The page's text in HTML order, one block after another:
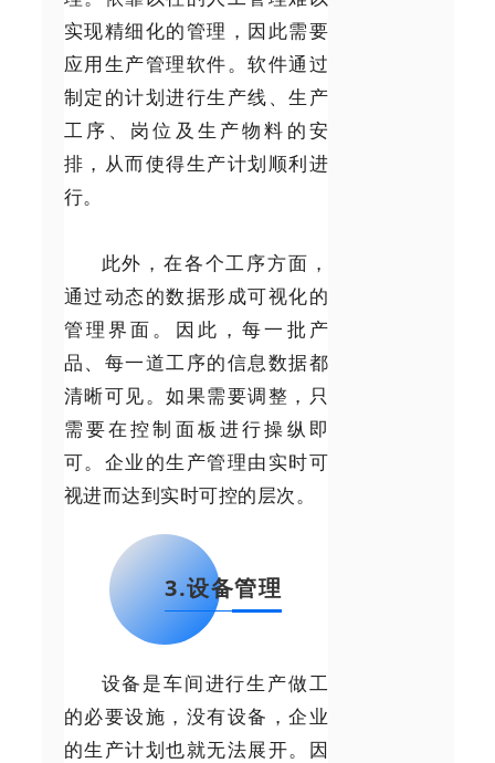
实现精细化的管理，因此需要
应用生产管理软件。软件通过
制定的计划进行生产线、生产
工序、岗位及生产物料的安
排，从而使得生产计划顺利进
行。
此外，在各个工序方面，
通过动态的数据形成可视化的
管理界面。因此，每一批产
品、每一道工序的信息数据都
清晰可见。如果需要调整，只
需要在控制面板进行操纵即
可。企业的生产管理由实时可
视进而达到实时可控的层次。
3.设备管理
设备是车间进行生产做工
的必要设施，没有设备，企业
的生产计划也就无法展开。因